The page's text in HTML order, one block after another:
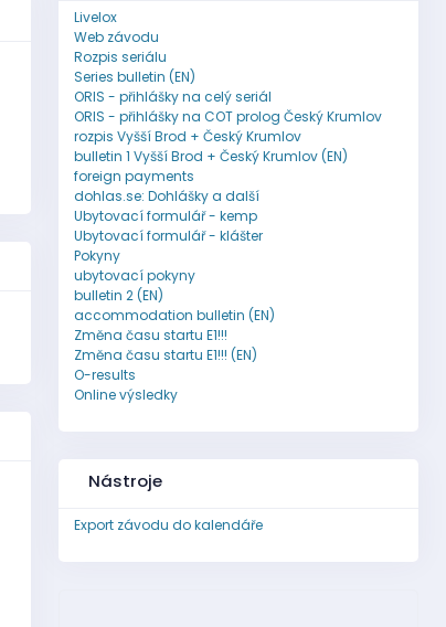
Livelox
Web závodu
Rozpis seriálu
Series bulletin (EN)
ORIS - přihlášky na celý seriál
ORIS - přihlášky na COT prolog Český Krumlov
rozpis Vyšší Brod + Český Krumlov
bulletin 1 Vyšší Brod + Český Krumlov (EN)
foreign payments
dohlas.se: Dohlášky a další
Ubytovací formulář - kemp
Ubytovací formulář - klášter
Pokyny
ubytovací pokyny
bulletin 2 (EN)
accommodation bulletin (EN)
Změna času startu E1!!!
Změna času startu E1!!! (EN)
O-results
Online výsledky
Nástroje
Export závodu do kalendáře